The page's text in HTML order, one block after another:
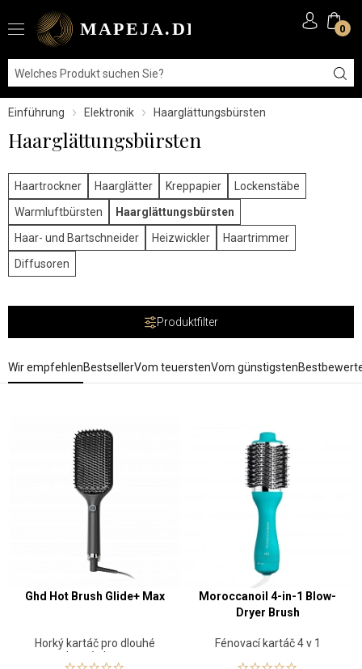
0
Einführung Elektronik Haarglättungsbürsten
Haarglättungsbürsten
Haartrockner Haarglätter Kreppapier
Lockenstäbe
Warmluftbürsten
Haarglättungsbürsten
Haar- und Bartschneider
Heizwickler
Haartrimmer
Diffusoren
Produktfilter
Wir empfehlenBestsellerVom teuerstenVom günstigsten
Ghd Hot Brush Glide+ Max
Horký kartáč pro dlouhé
husté vlasy
Moroccanoil 4-in-1 Blow-
Dryer Brush
Fénovací kartáč 4 v 1